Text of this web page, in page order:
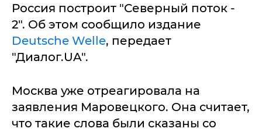
Россия построит "Северный поток -
2". Об этом сообщило издание
Deutsche Welle, передает
"Диалог.UA".
Москва уже отреагировала на
заявления Маровецкого. Она считает,
что такие слова были сказаны со